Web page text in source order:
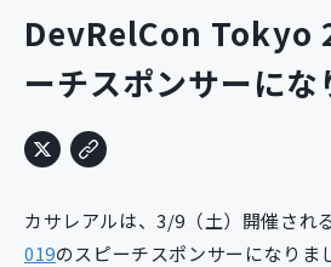
サービス
プロダクト開発支援
クラウド導入支援 Git導
システム構築支援
研修サービス
定型コース 新入
DevRelCon Tokyo
ーチスポンサーにな
カサレアルは、3/9（土）開催され
019のスピーチスポンサーになりま